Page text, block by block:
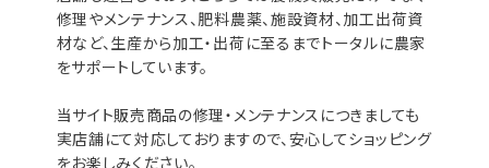
修理やメンテナンス、肥料農薬、施設資材、加工出荷資
材など、生産から加工・出荷に至るまでトータルに農家
をサポートしています。
当サイト販売商品の修理・メンテナンスにつきましても
実店舗にて対応しておりますので、安心してショッピング
をお楽しみください。